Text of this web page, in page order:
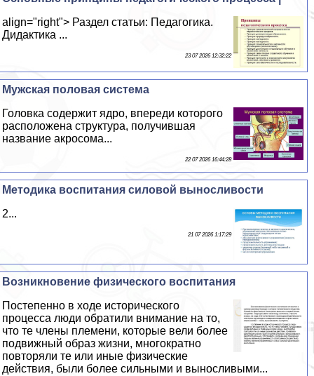
align="right"> Раздел статьи: Педагогика.
Дидактика ...
23 07 2026 12:32:22
Мужская пoлoвая система
Головка содержит ядро, впереди которого
расположена структура, получившая
название акросома...
22 07 2026 16:44:28
Методика воспитания силовой выносливости
2...
21 07 2026 1:17:29
Возникновение физического воспитания
Постепенно в ходе исторического
процесса люди обратили внимание на то,
что те члeны племени, которые вели более
подвижный образ жизни, многократно
повторяли те или иные физические
действия, были более сильными и выносливыми...